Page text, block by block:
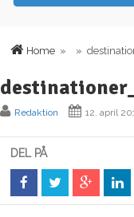
Home » »
Redaktion 12. april
DEL PÅ